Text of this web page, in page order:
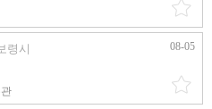
령시 08-05